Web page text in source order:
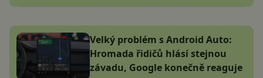
Velký problém s Android Auto:
Hromada řidičů hlásí stejnou
závadu, Google konečně reaguje